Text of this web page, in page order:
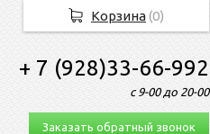
+ 7 (928)33-66-992
с 9-00 до 20-00
Заказать обратный звонок
Корзина(0)